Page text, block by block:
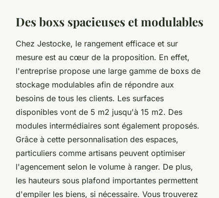
Des boxs spacieuses et modulables
Chez Jestocke, le rangement efficace et sur
mesure est au cœur de la proposition. En effet,
l'entreprise propose une large gamme de boxs de
stockage modulables afin de répondre aux
besoins de tous les clients. Les surfaces
disponibles vont de 5 m2 jusqu'à 15 m2. Des
modules intermédiaires sont également proposés.
Grâce à cette personnalisation des espaces,
particuliers comme artisans peuvent optimiser
l'agencement selon le volume à ranger. De plus,
les hauteurs sous plafond importantes permettent
d'empiler les biens, si nécessaire. Vous trouverez